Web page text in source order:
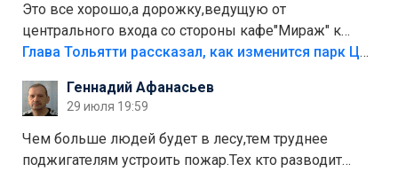
Это все хорошо,а дорожку,ведущую от
центрального входа со стороны кафе"Мираж" к
аттракционам слабо доделать?А то бордюры
лежала в парке и испортилась.Да еще,видимо,часть
украли.
Глава Тольятти рассказал, как изменится парк Центрального района
Геннадий Афанасьев
29 июля 19:59
Чем больше людей будет в лесу,тем труднее
поджигателям устроить пожар.Тех кто разводит